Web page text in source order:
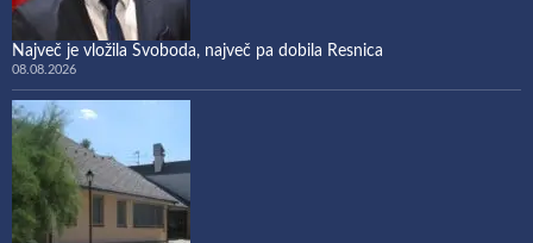
Največ je vložila Svoboda, največ pa dobila Resnica
08.08.2026